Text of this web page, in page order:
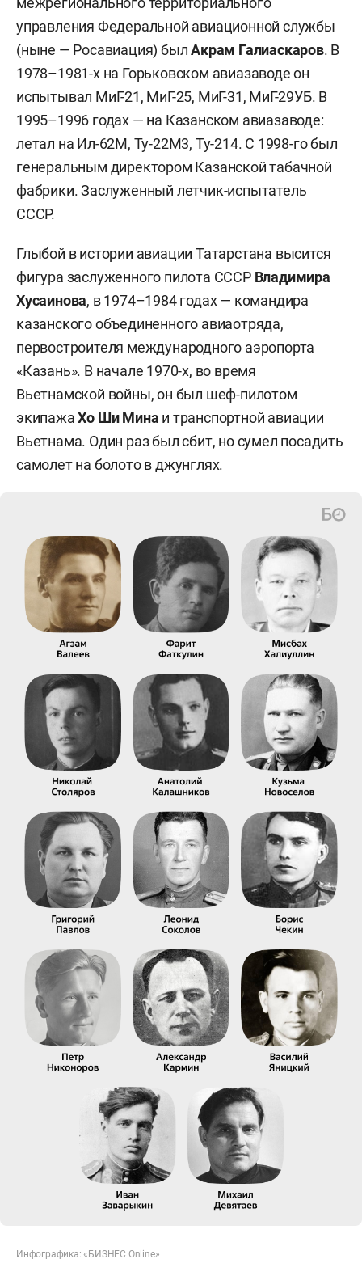
управления Федеральной авиационной службы
(ныне — Росавиация) былАкрам Галиаскаров. В
1978–1981-х на Горьковском авиазаводе он
испытывал МиГ-21, МиГ-25, МиГ-31, МиГ-29УБ. В
1995–1996 годах — на Казанском авиазаводе:
летал на Ил-62М, Ту-22М3, Ту-214. С 1998-го был
генеральным директором Казанской табачной
фабрики. Заслуженный летчик-испытатель
СССР.
Глыбой в истории авиации Татарстана высится
фигура заслуженного пилота СССР Владимира
Хусаинова, в 1974–1984 годах — командира
казанского объединенного авиаотряда,
первостроителя международного аэропорта
«Казань». В начале 1970-х, во время
Вьетнамской войны, он был шеф-пилотом
экипажаХо Ши Мина и транспортной авиации
Вьетнама. Один раз был сбит, но сумел посадить
самолет на болото в джунглях.
Инфографика: «БИЗНЕС Online»